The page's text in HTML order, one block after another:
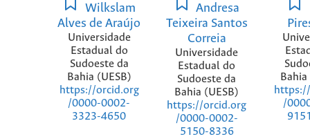
Wilkslam
Alves de Araújo
Universidade
Estadual do
Sudoeste da
Bahia (UESB)
https://orcid.org
/0000-0002-
3323-4650
Andresa
Teixeira Santos
Correia
Universidade
Estadual do
Sudoeste da
Bahia (UESB)
https://orcid.org
/0000-0002-
5150-8336
/